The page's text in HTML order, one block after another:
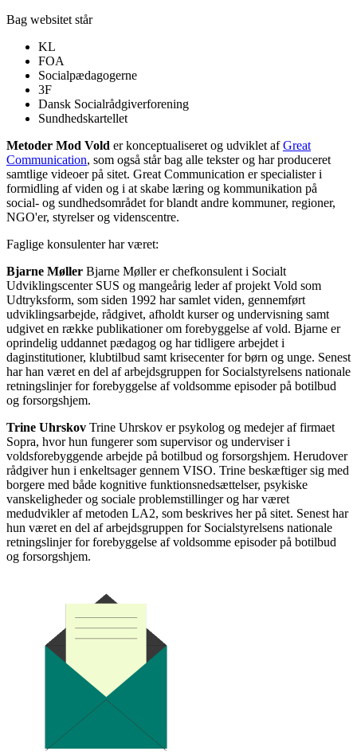
Bag websitet står
KL
FOA
Socialpædagogerne
3F
Dansk Socialrådgiverforening
Sundhedskartellet
Metoder Mod Vold er konceptualiseret og udviklet afGreat
Communication, som også står bag alle tekster og har produceret
samtlige videoer på sitet. Great Communication er specialister i
formidling af viden og i at skabe læring og kommunikation på
social- og sundhedsområdet for blandt andre kommuner, regioner,
NGO'er, styrelser og videnscentre.
Faglige konsulenter har været:
Bjarne Møller Bjarne Møller er chefkonsulent i Socialt
Udviklingscenter SUS og mangeårig leder af projekt Vold som
Udtryksform, som siden 1992 har samlet viden, gennemført
udviklingsarbejde, rådgivet, afholdt kurser og undervisning samt
udgivet en række publikationer om forebyggelse af vold. Bjarne er
oprindelig uddannet pædagog og har tidligere arbejdet i
daginstitutioner, klubtilbud samt krisecenter for børn og unge. Senest
har han været en del af arbejdsgruppen for Socialstyrelsens nationale
retningslinjer for forebyggelse af voldsomme episoder på botilbud
og forsorgshjem.
Trine Uhrskov Trine Uhrskov er psykolog og medejer af firmaet
Sopra, hvor hun fungerer som supervisor og underviser i
voldsforebyggende arbejde på botilbud og forsorgshjem. Herudover
rådgiver hun i enkeltsager gennem VISO. Trine beskæftiger sig med
borgere med både kognitive funktionsnedsættelser, psykiske
vanskeligheder og sociale problemstillinger og har været
medudvikler af metoden LA2, som beskrives her på sitet. Senest har
hun været en del af arbejdsgruppen for Socialstyrelsens nationale
retningslinjer for forebyggelse af voldsomme episoder på botilbud
og forsorgshjem.